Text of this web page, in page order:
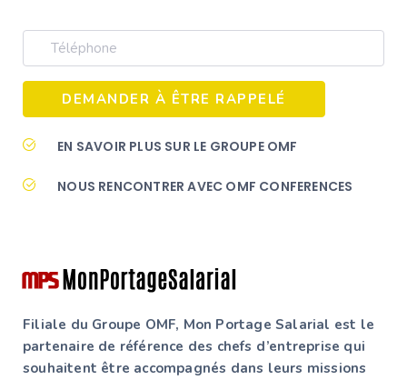
EN SAVOIR PLUS SUR LE GROUPE OMF
NOUS RENCONTRER AVEC OMF CONFERENCES
Filiale du Groupe OMF, Mon Portage Salarial est le
partenaire de référence des chefs d’entreprise qui
souhaitent être accompagnés dans leurs missions